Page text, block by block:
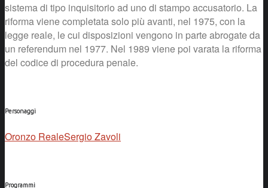
sistema di tipo inquisitorio ad uno di stampo accusatorio. La
riforma viene completata solo più avanti, nel 1975, con la
legge reale, le cui disposizioni vengono in parte abrogate da
un referendum nel 1977. Nel 1989 viene poi varata la riforma
del codice di procedura penale.
Personaggi
Oronzo RealeSergio Zavoli
Programmi